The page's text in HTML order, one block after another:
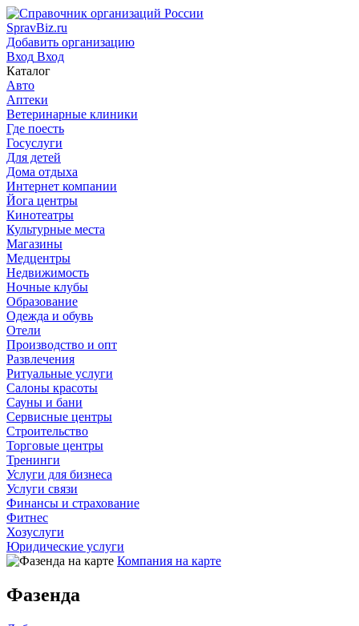
SpravBiz.ru
Добавить организацию
Вход Вход
Каталог
Авто
Аптеки
Ветеринарные клиники
Где поесть
Госуслуги
Для детей
Дома отдыха
Интернет компании
Йога центры
Кинотеатры
Культурные места
Магазины
Медцентры
Недвижимость
Ночные клубы
Образование
Одежда и обувь
Отели
Производство и опт
Развлечения
Ритуальные услуги
Салоны красоты
Сауны и бани
Сервисные центры
Строительство
Торговые центры
Тренинги
Услуги для бизнеса
Услуги связи
Финансы и страхование
Фитнес
Хозуслуги
Юридические услуги
Компания на карте
Фазенда